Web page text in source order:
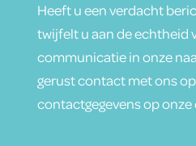
Heeft u een verdacht
twijfelt u aan de echtheid
communicatie in onze
gerust contact met ons
contactgegevens op